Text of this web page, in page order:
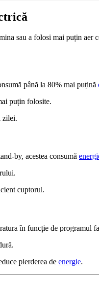
sau a folosi mai puțin aer
până la 80% mai puțină
puțin folosite.
zilei.
by, acestea consumă
cuptorul.
în funcție de programul
pierderea de energie.